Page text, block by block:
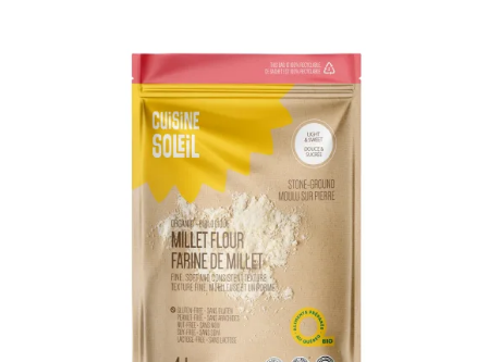
AJOUTER AU PANIER / DÉTAILS